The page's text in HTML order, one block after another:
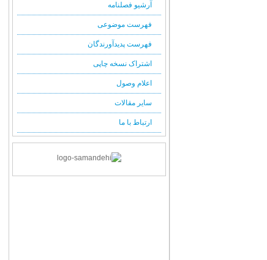
آرشیو فصلنامه
فهرست موضوعی
فهرست پدیدآورندگان
اشتراک نسخه چاپی
اعلام وصول
سایر مقالات
ارتباط با ما